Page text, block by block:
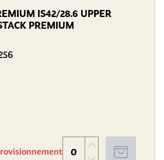
IS42/28.6 UPPER
PREMIUM